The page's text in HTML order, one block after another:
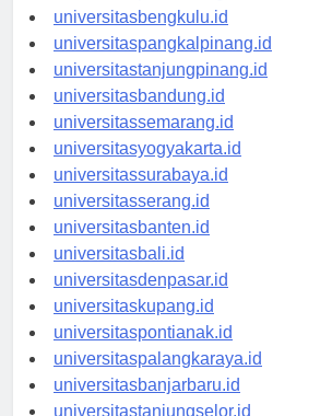
universitaspalembang.id
universitasbengkulu.id
universitaspangkalpinang.id
universitastanjungpinang.id
universitasbandung.id
universitassemarang.id
universitasyogyakarta.id
universitassurabaya.id
universitasserang.id
universitasbanten.id
universitasbali.id
universitasdenpasar.id
universitaskupang.id
universitaspontianak.id
universitaspalangkaraya.id
universitasbanjarbaru.id